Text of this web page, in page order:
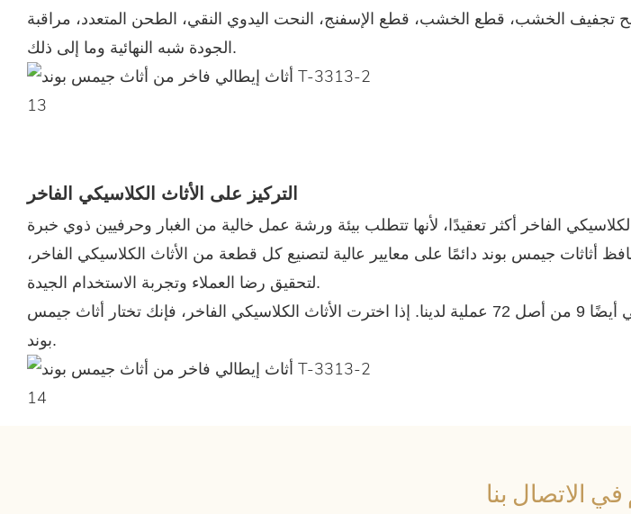
تجفيف الخشب، قطع الخشب، قطع الإسفنج، النحت اليدوي النقي، الطحن المتعدد، مراقبة
الجودة شبه النهائية وما إلى ذلك.
التركيز على الأثاث الكلاسيكي الفاخر
الكلاسيكي الفاخر أكثر تعقيدًا، لأنها تتطلب بيئة ورشة عمل خالية من الغبار وحرفيين ذوي خبرة
أثاثات جيمس بوند دائمًا على معايير عالية لتصنيع كل قطعة من الأثاث الكلاسيكي الفاخر،
لتحقيق رضا العملاء وتجربة الاستخدام الجيدة.
الصورة على اليمين هي أيضًا 9 من أصل 72 عملية لدينا. إذا اخترت الأثاث الكلاسيكي الفاخر، فإنك تختار أثاث جيمس
بوند.
الاتصال بنا